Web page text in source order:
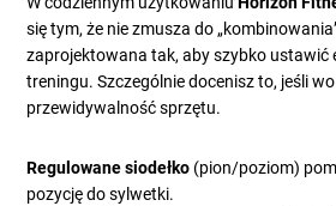
się tym, że nie zmusza do
zaprojektowana tak, aby szybko ustawić
treningu. Szczególnie docenisz to, jeśli
przewidywalność sprzętu.
Regulowane siodełko (pion/poziom)
pozycję do sylwetki.